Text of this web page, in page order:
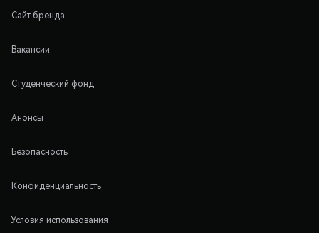
Сайт бренда
Вакансии
Студенческий фонд
Анонсы
Безопасность
Конфиденциальность
Условия использования